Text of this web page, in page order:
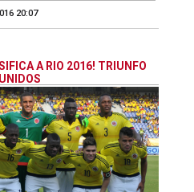
20:07
A RIO 2016! TRIUNFO